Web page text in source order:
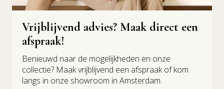
Vrijblijvend advies? Maak direct een
afspraak!
Benieuwd naar de mogelijkheden en onze
collectie? Maak vrijblijvend een afspraak of kom
langs in onze showroom in Amsterdam.